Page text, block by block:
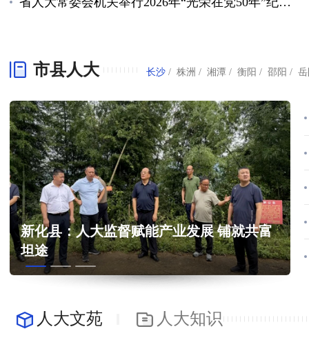
市县人大 长沙 株洲 湘潭 衡阳 邵阳
新化县：人大监督赋能产业发展 铺就共富
坦途
人大文苑 人大知识